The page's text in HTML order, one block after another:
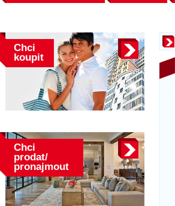
Chci
koupit
Chci
prodat/
pronajmout